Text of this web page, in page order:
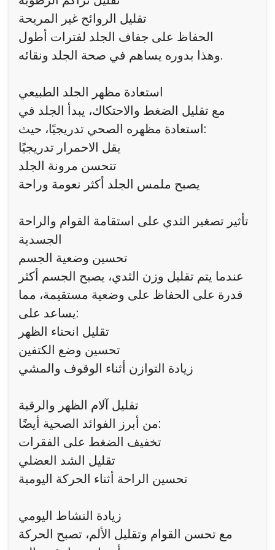
تقليل الروائح غير المريحة
الحفاظ على جفاف الجلد لفترات أطول
وهذا بدوره يساهم في صحة الجلد ونقائه.
استعادة مظهر الجلد الطبيعي
مع تقليل الضغط والاحتكاك، يبدأ الجلد في
استعادة مظهره الصحي تدريجيًا، حيث:
يقل الاحمرار تدريجيًا
تتحسن مرونة الجلد
يصبح ملمس الجلد أكثر نعومة وراحة
تأثير تصغير الثدي على استقامة القوام والراحة
الجسدية
تحسين وضعية الجسم
عندما يتم تقليل وزن الثدي، يصبح الجسم أكثر
قدرة على الحفاظ على وضعية مستقيمة، مما
يساعد على:
تقليل انحناء الظهر
تحسين وضع الكتفين
زيادة التوازن أثناء الوقوف والمشي
تقليل آلام الظهر والرقبة
من أبرز الفوائد الصحية أيضًا:
تخفيف الضغط على الفقرات
تقليل الشد العضلي
تحسين الراحة أثناء الحركة اليومية
زيادة النشاط اليومي
مع تحسن القوام وتقليل الألم، تصبح الحركة